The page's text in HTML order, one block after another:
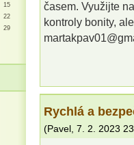
15
22
29
časem. Využijte
kontroly bonity,
Rychlá a
(Pavel 7. 2. 2023